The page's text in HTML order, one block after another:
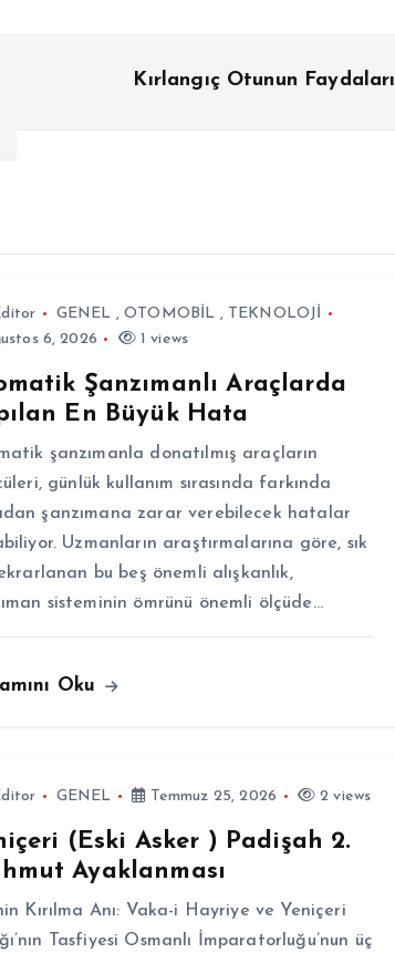
Kırlangıç Otunun Faydaları
GENEL ,OTOMOBİL , TEKNOLOJİ
6, 2026
1 views
Şanzımanlı Araçlarda
En Büyük Hata
şanzımanla donatılmış araçların
günlük kullanım sırasında farkında
şanzımana zarar verebilecek hatalar
Uzmanların araştırmalarına göre, sık
bu beş önemli alışkanlık,
sisteminin ömrünü önemli ölçüde…
Oku
GENEL Temmuz 25, 2026 2 views
(Eski Asker ) Padişah 2.
Ayaklanması
Kırılma Anı: Vaka-i Hayriye ve Yeniçeri
Tasfiyesi Osmanlı İmparatorluğu’nun üç